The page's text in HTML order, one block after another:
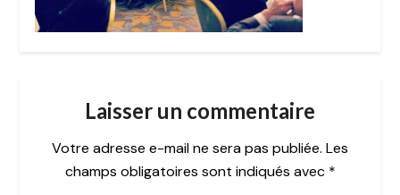
Laisser un commentaire
Votre adresse e-mail ne sera pas publiée. Les
champs obligatoires sont indiqués avec *